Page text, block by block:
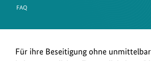
FAQ
Für ihre Beseitigung ohne